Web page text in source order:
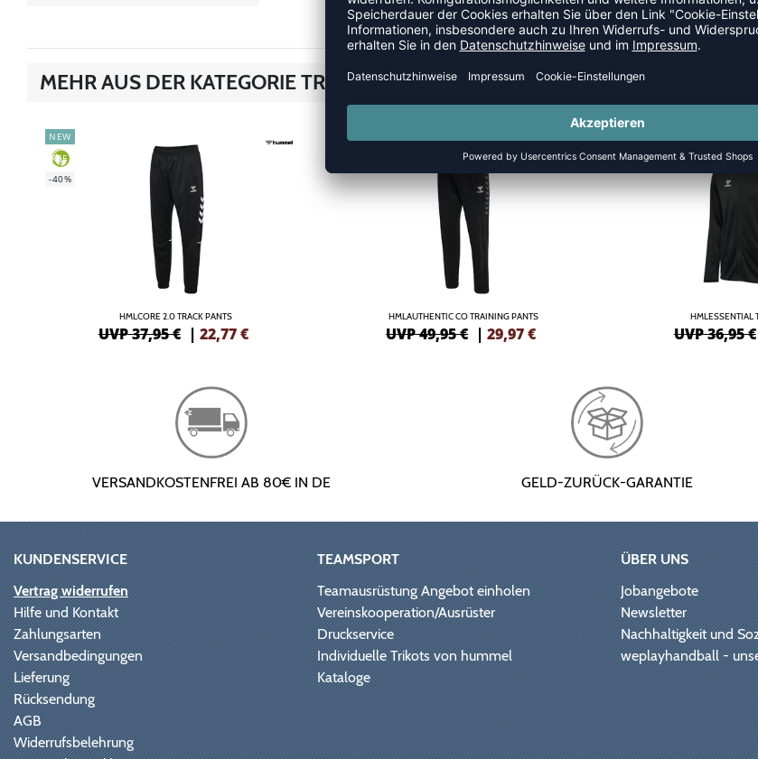
MEHR AUS DER KATEGORIE TRAININGSANZÜGE
NEW
GREEN
-40%
HMLCORE 2.0 TRACK PANTS
UVP 37,95 € | 22,77€
-40%
HMLAUTHENTIC CO TRAINING PANTS
UVP 49,95 € |29,97€
-50%
HMLESSENTIAL
UVP 36,95 €
VERSANDKOSTENFREI AB 80€ IN DE GELD-ZURÜCK-GARANTIE
KUNDENSERVICE
Vertrag widerrufen
Hilfe und Kontakt
Zahlungsarten
Versandbedingungen
Lieferung
Rücksendung
AGB
Widerrufsbelehrung
TEAMSPORT
Teamausrüstung Angebot einholen
Vereinskooperation/Ausrüster
Druckservice
Individuelle Trikots von hummel
Kataloge
ÜBER UNS
Jobangebote
Newsletter
Nachhaltigkeit und
weplayhandball -